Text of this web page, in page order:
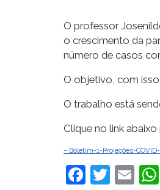
O professor
o crescimento da
número de casos
O objetivo, com
O trabalho está
Clique no link
– Boletim-1-Projeções-